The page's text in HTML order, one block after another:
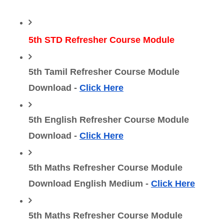
5th STD Refresher Course Module
5th Tamil Refresher Course Module
Download - Click Here
5th English Refresher Course Module
Download - Click Here
5th Maths Refresher Course Module
Download English Medium - Click Here
5th Maths Refresher Course Module